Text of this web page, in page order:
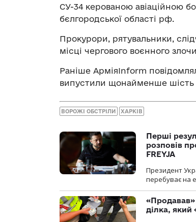
СУ-34 керованою авіаційною
бєлгородської області рф.
Прокурори, рятувальники,
місці чергового воєнного
Раніше АрміяInform
випустили щонайменше шість
ВОРОЖІ ОБСТРІЛИ ХАРКІВ
Перші
розповів
FREYJA
Президент
перебуває на
ділка,